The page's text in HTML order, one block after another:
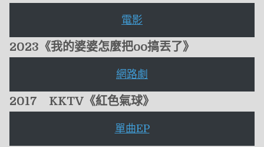
電影
2023《我的婆婆怎麼把oo搞丟了》
網路劇
2017 KKTV《紅色氣球》
單曲EP